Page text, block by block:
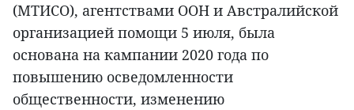
(МТИСО), агентствами ООН и Австралийской
организацией помощи 5 июля, была
основана на кампании 2020 года по
повышению осведомленности
общественности, изменению